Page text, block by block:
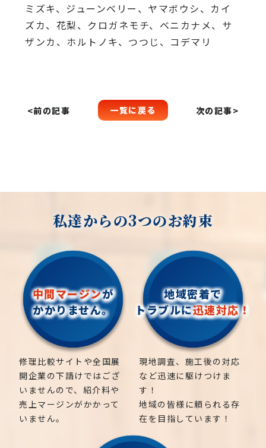
ミズキ、ジューンベリー、ヤマボウシ、カイ
ズカ、花梨、クロガネモチ、ベニカナメ、サ
ザンカ、ホルトノキ、つつじ、コデマリ
<前の記事 一覧に戻る 次の記事>
私達からの3つのお約束
中間マージンが
かかりません。
修理比較サイトや全国展
開企業の下請けではござ
いませんので、紹介料や
売上マージンがかかって
いません。
地域密着で
トラブルに迅速対応！
現地調査、施工後の対応
など迅速に駆けつけま
す！
地域の皆様に頼られる存
在を目指しています！